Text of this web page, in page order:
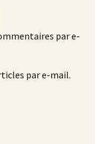
par e-
par e-mail.